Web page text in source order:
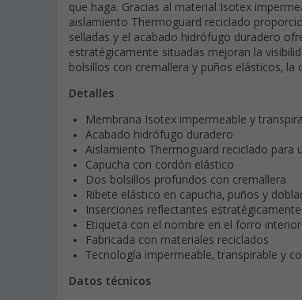
que haga. Gracias al material Isotex
aislamiento Thermoguard reciclado
selladas y el acabado hidrófugo duradero
estratégicamente situadas mejoran la
bolsillos con cremallera y puños elásticos, la
Detalles
Membrana Isotex impermeable y
Acabado hidrófugo duradero
Aislamiento Thermoguard reciclado para
Capucha con cordón elástico
Dos bolsillos profundos con cremallera
Ribete elástico en capucha, puños y
Inserciones reflectantes
Etiqueta con el nombre en el forro
Fabricada con materiales reciclados
Tecnología impermeable, transpirable y
Datos técnicos